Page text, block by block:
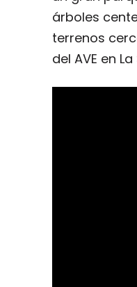
árboles
terrenos
del AVE en